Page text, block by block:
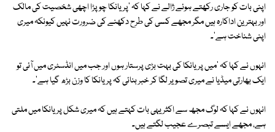
اپنی بات کو جاری رکھتے ہوئے ژالے نے کہا کہ 'پریانکا چوپڑا اچھی شخصیت کی مالک
اور بہترین اداکارہ ہیں مگر مجھے کسی کی طرح دکھنے کی ضرورت نہیں کیونکہ میری
اپنی شناخت ہے'۔
انہوں نے کہا کہ 'میں پریانکا کی بہت بڑی پرستار ہوں اور جب میں انڈسٹری میں آئی تو
ایک بھارتی میڈیا نے میری تصویر لگا کر خبر بنائی کہ پریانکا کا وزن بڑھ گیا ہے'۔
انہوں نے کہا کہ لوگ مجھ سے اکثر یہی بات کہتے ہیں کہ میری شکل پریانکا میں ملتی
ہے، مجھے ایسے تبصرے عجیب لگتے ہیں۔